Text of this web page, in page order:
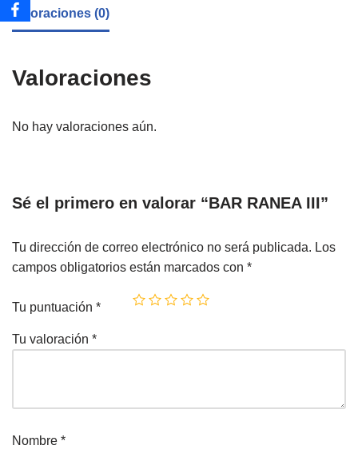
Valoraciones (0)
Valoraciones
No hay valoraciones aún.
Sé el primero en valorar “BAR RANEA III”
Tu dirección de correo electrónico no será publicada. Los
campos obligatorios están marcados con *
Tu puntuación *
Tu valoración *
Nombre *